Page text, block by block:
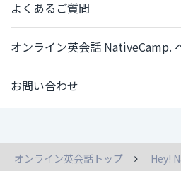
よくあるご質問
オンライン英会話 NativeCamp.
お問い合わせ
オンライン英会話トップ
Hey!